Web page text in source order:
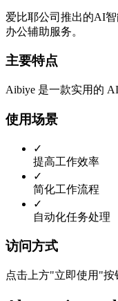
爱比耶公司推出的AI
办公辅助服务。
主要特点
Aibiye 是一款实用的
使用场景
✓
提高工作效率
✓
简化工作流程
✓
自动化任务处理
访问方式
点击上方"立即使用"按